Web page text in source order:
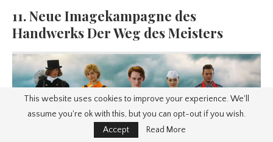
11. Neue Imagekampagne des
Handwerks Der Weg des Meisters
This website uses cookies to improve your experience. We'll
assume you're ok with this, but you can opt-out if you wish.
Accept
Read More